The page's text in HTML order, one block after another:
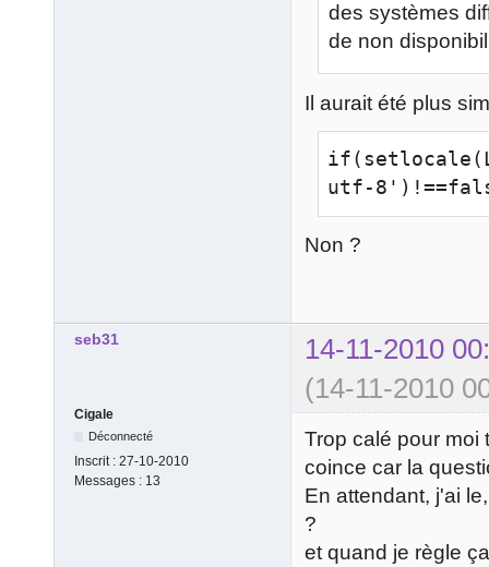
des systèmes
de non
Il aurait été plus
utf-
Non ?
seb31
14-11-2010
(14-11-2010
Cigale
Déconnecté
Inscrit : 27-10-2010
Messages : 13
Trop calé pour moi
coince car la
En attendant, j'ai
?
et quand je règle